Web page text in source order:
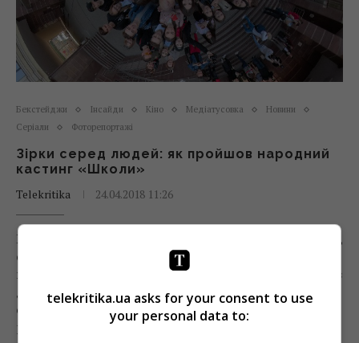
Бекстейджи Інсайди Кіно Медіатусовка
Новини
Серіали
Фоторепортажі
Зірки серед людей: як пройшов народний
кастинг «Школи»
Telekritika
24.04.2018 11:26
Після того як «Школа» буквально підірвала телеефір,
сьогодні стати актором цього серіалу мріє, напевно,
кожен школяр. У нинішні вихідні 77 блогерів разом з
дітьми українських зірок наблизилися на крок до
своєї мрії – взяли участь в народному кастингу на
роль у продовженні «Школи».
telekritika.ua asks for your consent to use
your personal data to: